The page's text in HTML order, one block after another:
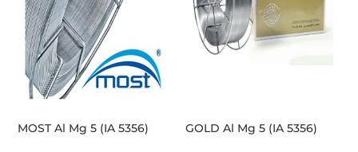
MOST Al Mg 5 (IA 5356) GOLD Al Mg 5 (IA 5356)